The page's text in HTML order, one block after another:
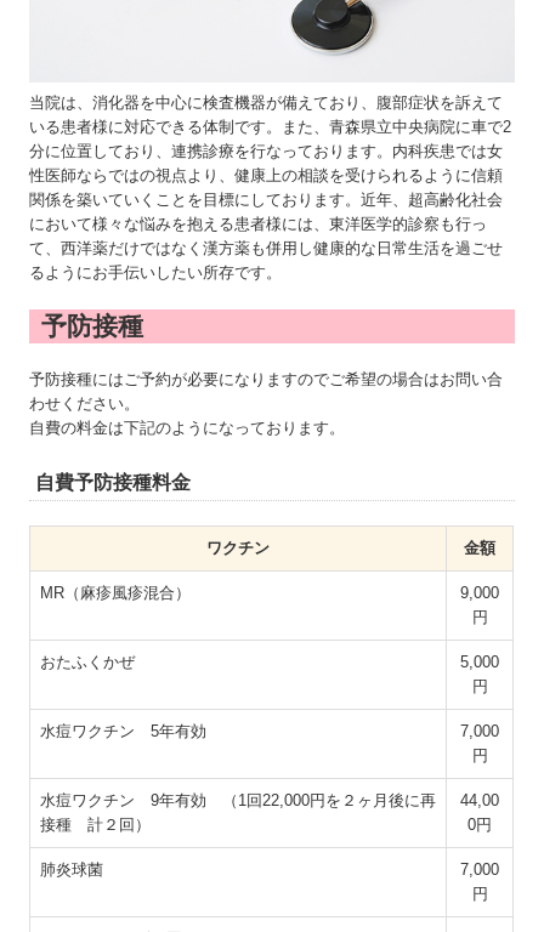
当院は、消化器を中心に検査機器が備えており、腹部症状を訴えて
いる患者様に対応できる体制です。また、青森県立中央病院に車で2
分に位置しており、連携診療を行なっております。内科疾患では女
性医師ならではの視点より、健康上の相談を受けられるように信頼
関係を築いていくことを目標にしております。近年、超高齢化社会
において様々な悩みを抱える患者様には、東洋医学的診察も行っ
て、西洋薬だけではなく漢方薬も併用し健康的な日常生活を過ごせ
るようにお手伝いしたい所存です。
予防接種
予防接種にはご予約が必要になりますのでご希望の場合はお問い合
わせください。
自費の料金は下記のようになっております。
自費予防接種料金
ワクチン 金額
MR（麻疹風疹混合）
9,000
円
おたふくかぜ
5,000
円
水痘ワクチン 5年有効
7,000
円
水痘ワクチン 9年有効 （1回22,000円を２ヶ月後に再
接種 計２回）
44,00
0円
肺炎球菌
7,000
円